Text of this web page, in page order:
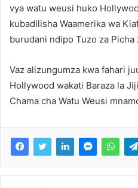
vya watu weusi huko
kubadilisha Waamerika wa
burudani ndipo Tuzo za Picha
Vaz alizungumza kwa fahari
Hollywood wakati Baraza la
Chama cha Watu Weusi